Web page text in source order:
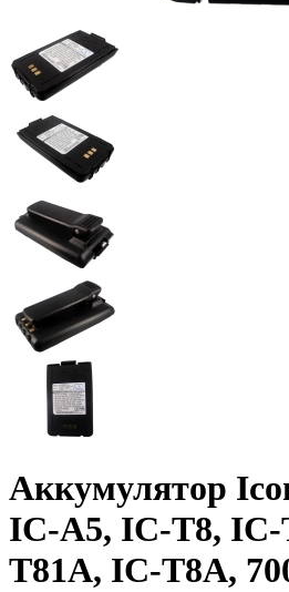
Аккумулятор
IC-A5, IC-T8, IC-
T81A, IC-T8A,